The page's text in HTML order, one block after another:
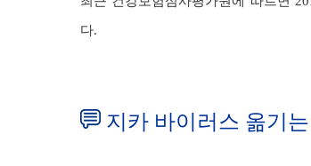
다.
지카 바이러스 옮기